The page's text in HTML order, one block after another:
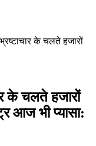
के चलते हजारों
के चलते हजारों
आज भी प्यासा: